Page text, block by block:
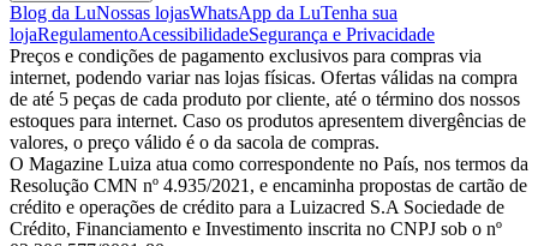
Blog da LuNossas lojasWhatsApp da LuTenha sua
lojaRegulamentoAcessibilidadeSegurança e Privacidade
Preços e condições de pagamento exclusivos para compras via
internet, podendo variar nas lojas físicas. Ofertas válidas na compra
de até 5 peças de cada produto por cliente, até o término dos nossos
estoques para internet. Caso os produtos apresentem divergências de
valores, o preço válido é o da sacola de compras.
O Magazine Luiza atua como correspondente no País, nos termos da
Resolução CMN nº 4.935/2021, e encaminha propostas de cartão de
crédito e operações de crédito para a Luizacred S.A Sociedade de
Crédito, Financiamento e Investimento inscrita no CNPJ sob o nº